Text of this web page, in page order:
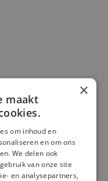
×
maakt
om inhoud en
en om ons
We delen ook
van onze site
en analysepartners,